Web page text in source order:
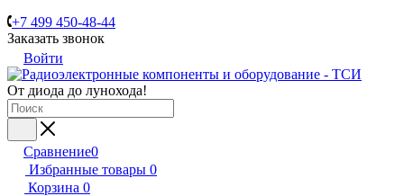
+7 499 450-48-44
Заказать звонок
Войти
От диода до лунохода!
Сравнение0
Избранные товары 0
Корзина 0